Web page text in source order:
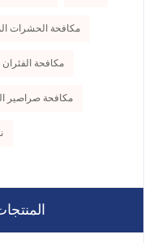
مكافحة الحشرات
مكافحة الفئران
مكافحة صراصير